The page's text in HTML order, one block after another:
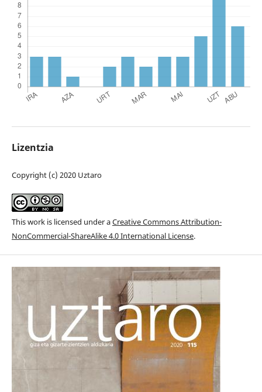
Lizentzia
Copyright (c) 2020 Uztaro
This work is licensed under aCreative Commons Attribution-
NonCommercial-ShareAlike 4.0 International License.